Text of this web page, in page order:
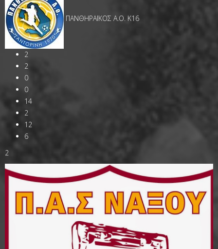
ΠΑΝΘΗΡΑΪΚΟΣ A.O. Κ16
2
2
0
0
14
2
12
6
2